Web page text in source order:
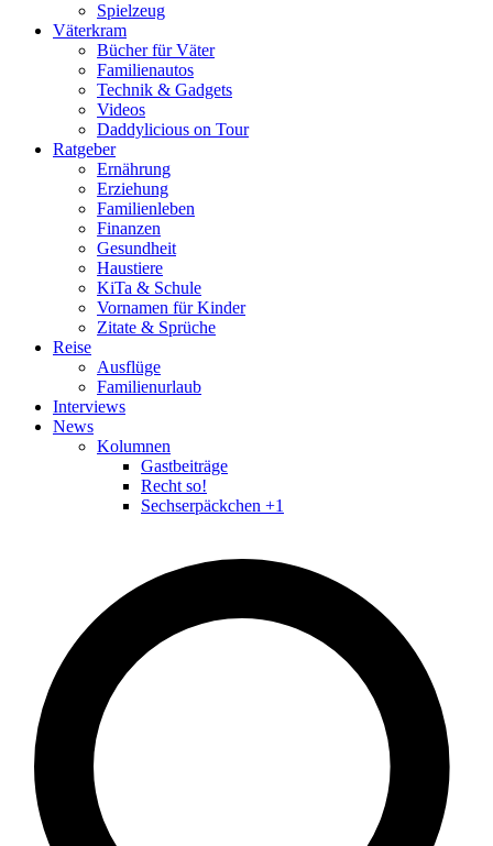
Spielzeug
Väterkram
Bücher für Väter
Familienautos
Technik & Gadgets
Videos
Daddylicious on Tour
Ratgeber
Ernährung
Erziehung
Familienleben
Finanzen
Gesundheit
Haustiere
KiTa & Schule
Vornamen für Kinder
Zitate & Sprüche
Reise
Ausflüge
Familienurlaub
Interviews
News
Kolumnen
Gastbeiträge
Recht so!
Sechserpäckchen +1